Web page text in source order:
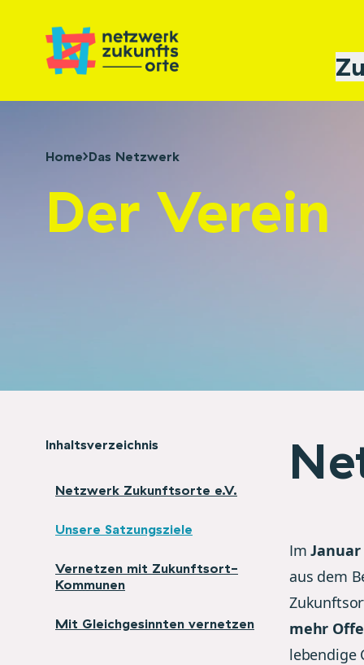
Home Das Netzwerk
Der Verein
Inhaltsverzeichnis
Netzwerk Zukunftsorte e.V.
Unsere Satzungsziele
Vernetzen mit Zukunftsort-
Kommunen
Mit Gleichgesinnten vernetzen
Im
aus dem
mehr
lebendige